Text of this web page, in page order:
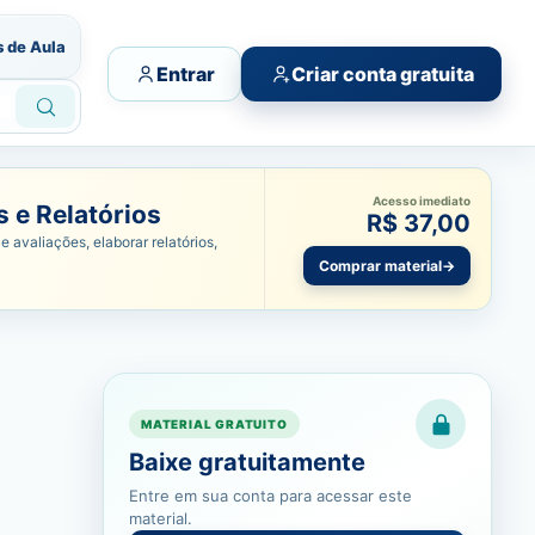
de Aula
Entrar Criar conta gratuita
e Relatórios
avaliações, elaborar relatórios,
Acesso imediato
R$ 37,00
Comprar material→
MATERIAL GRATUITO
Baixe gratuitamente
Entre em sua conta para acessar este
material.